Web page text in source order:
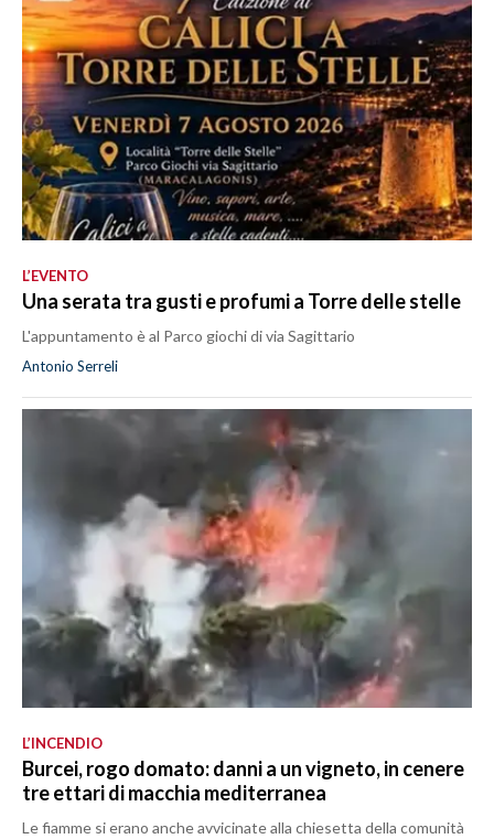
L’EVENTO
Una serata tra gusti e profumi a Torre delle stelle
L'appuntamento è al Parco giochi di via Sagittario
Antonio Serreli
L’INCENDIO
Burcei, rogo domato: danni a un vigneto, in cenere
tre ettari di macchia mediterranea
Le fiamme si erano anche avvicinate alla chiesetta della comunità